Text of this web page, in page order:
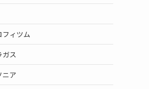
フィツム
ガス
ニア